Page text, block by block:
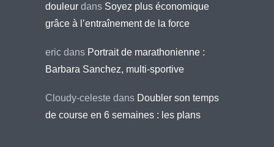
douleur dans Soyez plus économique
grâce à l’entraînement de la force
eric dans Portrait de marathonienne :
Barbara Sanchez, multi-sportive
Cloudy-celeste dans Doubler son temps
de course en 6 semaines : les plans